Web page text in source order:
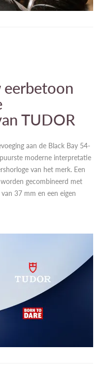
eerbetoon
TUDOR
aan de Black Bay 54-
moderne interpretatie
van het merk. Een
gecombineerd met
37 mm en een eigen